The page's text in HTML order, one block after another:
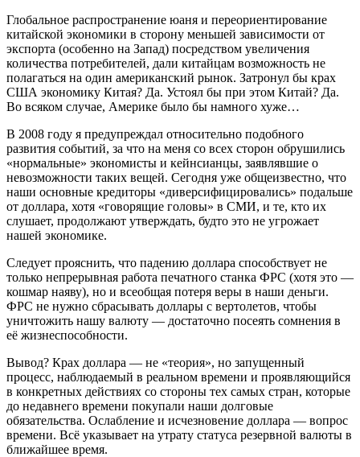
Глобальное распространение юаня и переориентирование
китайской экономики в сторону меньшей зависимости от
экспорта (особенно на Запад) посредством увеличения
количества потребителей, дали китайцам возможность не
полагаться на один американский рынок. Затронул бы крах
США экономику Китая? Да. Устоял бы при этом Китай? Да.
Во всяком случае, Америке было бы намного хуже…
В 2008 году я предупреждал относительно подобного
развития событий, за что на меня со всех сторон обрушились
«нормальные» экономисты и кейнсианцы, заявлявшие о
невозможности таких вещей. Сегодня уже общеизвестно, что
наши основные кредиторы «диверсифицировались» подальше
от доллара, хотя «говорящие головы» в СМИ, и те, кто их
слушает, продолжают утверждать, будто это не угрожает
нашей экономике.
Следует прояснить, что падению доллара способствует не
только непрерывная работа печатного станка ФРС (хотя это —
кошмар наяву), но и всеобщая потеря веры в наши деньги.
ФРС не нужно сбрасывать доллары с вертолетов, чтобы
уничтожить нашу валюту — достаточно посеять сомнения в
её жизнеспособности.
Вывод? Крах доллара — не «теория», но запущенный
процесс, наблюдаемый в реальном времени и проявляющийся
в конкретных действиях со стороны тех самых стран, которые
до недавнего времени покупали наши долговые
обязательства. Ослабление и исчезновение доллара — вопрос
времени. Всё указывает на утрату статуса резервной валюты в
ближайшее время.